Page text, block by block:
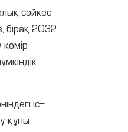
сәйкес
бірақ 2032
іс-
құны